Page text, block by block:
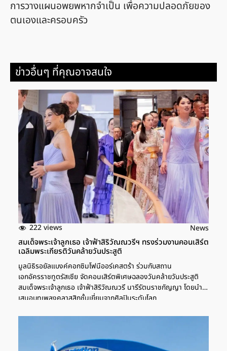
การวางแผนอพยพหากจำเป็น เพื่อความปลอดภัยของ
ตนเองและครอบครัว
ข่าวอื่นๆ ที่คุณอาจสนใจ
222 views News
สมเด็จพระเจ้าลูกเธอ เจ้าฟ้าสิริวัณณวรีฯ ทรงร่วมงานคอนเสิร์ต
เฉลิมพระเกียรติวันคล้ายวันประสูติ
มูลนิธิรอยัลแบงค์คอกซิมโฟนีออร์เคสตร้า ร่วมกับสถาน
เอกอัครราชทูตรัสเซีย จัดคอนเสิร์ตพิเศษฉลองวันคล้ายวันประสูติ
สมเด็จพระเจ้าลูกเธอ เจ้าฟ้าสิริวัณณวรี นารีรัตนราชกัญญา โดยนำ
เสนอบทเพลงคลาสสิกชั้นเยี่ยมจากศิลปินระดับโลก